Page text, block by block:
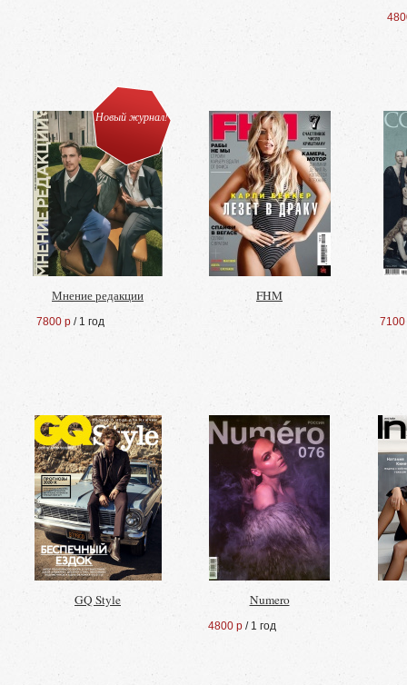
Новый журнал!
Мнение редакции
7800 р / 1 год
FHM
7100
GQ Style Numero
4800 р / 1 год